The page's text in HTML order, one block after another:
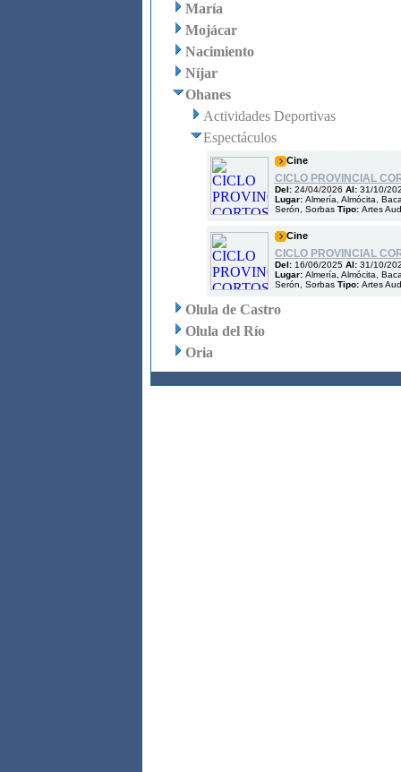
María
Mojácar
Nacimiento
Níjar
Ohanes
Actividades Deportivas
Espectáculos
Cine
CICLO PROVINCIAL
Del: 24/04/2026 Al: 31/10/
Lugar: Almería, Almócita,
Serón, SorbasTipo: Artes
Cine
CICLO PROVINCIAL
Del: 16/06/2025 Al: 31/10/
Lugar: Almería, Almócita,
Serón, SorbasTipo: Artes
Olula de Castro
Olula del Río
Oria